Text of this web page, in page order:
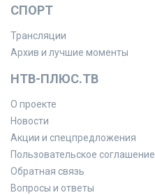
СПОРТ
Трансляции
Архив и лучшие моменты
НТВ-ПЛЮС.ТВ
О проекте
Новости
Акции и спецпредложения
Пользовательское соглашение
Обратная связь
Вопросы и ответы